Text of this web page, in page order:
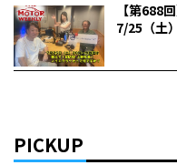
【第688
7/25（土
PICKUP